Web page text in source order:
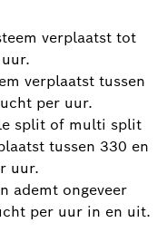
verplaatst tot
verplaatst tussen
per uur.
split of multi split
tussen 330 en
uur.
ademt ongeveer
per uur in en uit.